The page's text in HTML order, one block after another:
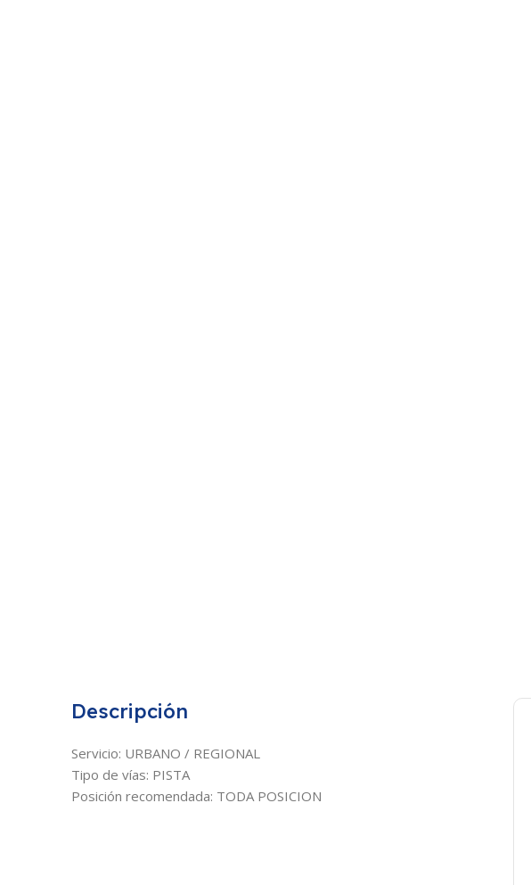
Descripción
Servicio: URBANO / REGIONAL
Tipo de vías: PISTA
Posición recomendada: TODA POSICION